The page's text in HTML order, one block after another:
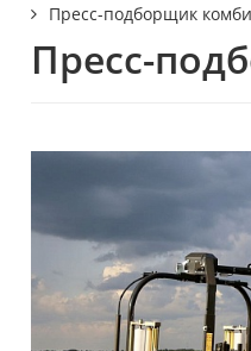
Пресс-подборщик
Пресс-